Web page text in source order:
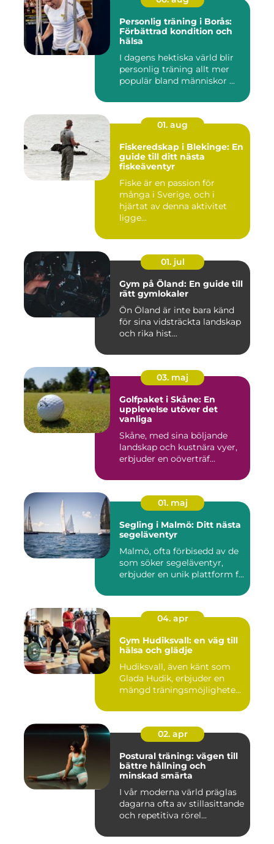
Personlig träning i Borås:
Förbättrad kondition och
hälsa
I dagens hektiska värld blir
personlig träning allt mer
populär bland människor ...
01. aug
Fiskeredskap i Blekinge: En
guide till ditt nästa
fiskeäventyr
Fiske är en passion för
många i Sverige, och i
hjärtat av denna aktivitet
ligge...
01. jul
Gym på Öland: En guide till
rätt gymlokaler
Ön Öland är inte bara känd
för sina vidsträckta landskap
och rika hist...
03. maj
Golfpaket i Skåne: En
upplevelse utöver det
vanliga
Skåne, med sina böljande
landskap och kustnära vyer,
erbjuder en oöverträf...
01. maj
Segling i Malmö: Ditt nästa
segeläventyr
Malmö, ofta förbisedd av de
som söker segeläventyr,
erbjuder en unik plattform f...
04. apr
Gym Hudiksvall: en väg till
hälsa och glädje
Hudiksvall, även känt som
Glada Hudik, erbjuder en
mängd träningsmöjlighete...
02. apr
Postural träning: vägen till
bättre hållning och
minskad smärta
I vår moderna värld präglas
dagarna ofta av stillasittande
och repetitiva rörel...